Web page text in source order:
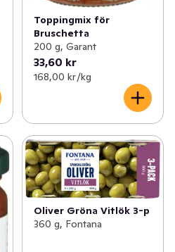
Toppingmix för
Bruschetta
200 g, Garant
33,60 kr
168,00 kr /kg
Oliver Gröna Vitlök 3-p
360 g, Fontana